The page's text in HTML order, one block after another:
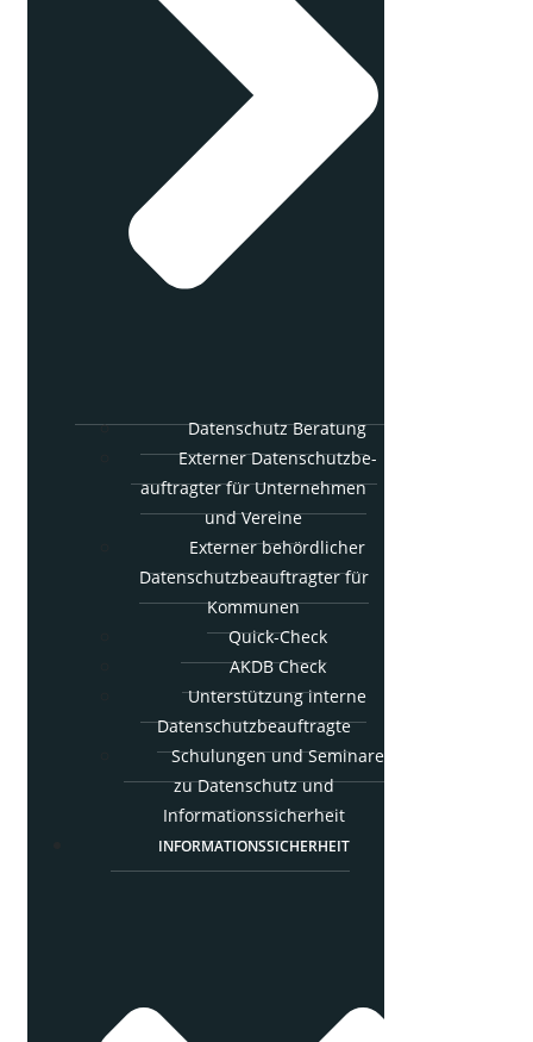
Daten­schutz Beratung
Exter­ner Daten­schutz­be­
auf­trag­ter für Unter­neh­men
und Vereine
Exter­ner behörd­li­cher
Daten­schutz­be­auf­trag­ter für
Kommunen
Quick-Check
AKDB Check
Unter­stüt­zung inter­ne
Datenschutzbeauftragte
Schu­lun­gen und Semi­na­re
zu Daten­schutz und
Informationssicherheit
INFOR­MA­TI­ONS­SI­CHER­HEIT